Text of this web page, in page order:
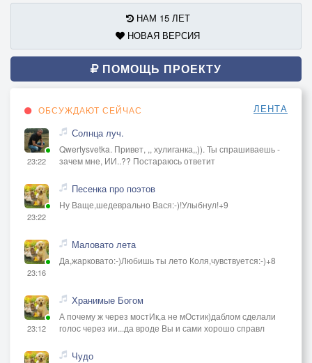
НАМ 15 ЛЕТ
НОВАЯ ВЕРСИЯ
ПОМОЩЬ ПРОЕКТУ
ОБСУЖДАЮТ СЕЙЧАС ЛЕНТА
23:22
Солнца луч.
Qwertysvetka. Привет, ,, хулиганка,,)). Ты спрашиваешь -
зачем мне, ИИ..?? Постараюсь ответит
23:22
Песенка про поэтов
Ну Ваще,шедеврально Вася:-)!Улыбнул!+9
23:16
Маловато лета
Да,жарковато:-)Любишь ты лето Коля,чувствуется:-)+8
23:12
Хранимые Богом
А почему ж через мостИк,а не мОстик)даблом сделали
голос через ии...да вроде Вы и сами хорошо справл
Чудо